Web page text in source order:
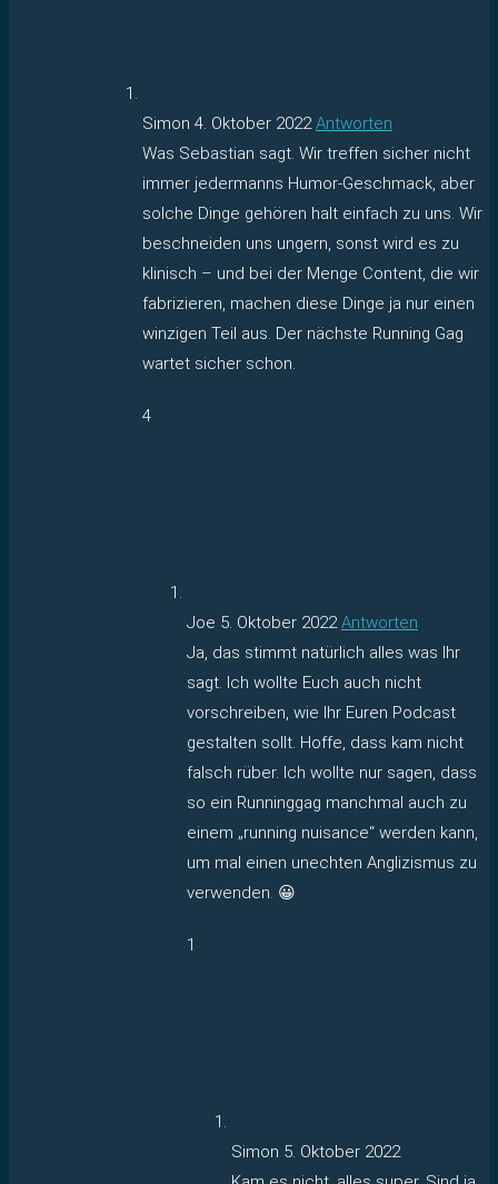
Simon 4. Oktober 2022 Antworten
Was Sebastian sagt. Wir treffen sicher nicht
immer jedermanns Humor-Geschmack, aber
solche Dinge gehören halt einfach zu uns. Wir
beschneiden uns ungern, sonst wird es zu
klinisch – und bei der Menge Content, die wir
fabrizieren, machen diese Dinge ja nur einen
winzigen Teil aus. Der nächste Running Gag
wartet sicher schon.
4
Joe 5. Oktober 2022 Antworten
Ja, das stimmt natürlich alles was Ihr
sagt. Ich wollte Euch auch nicht
vorschreiben, wie Ihr Euren Podcast
gestalten sollt. Hoffe, dass kam nicht
falsch rüber. Ich wollte nur sagen, dass
so ein Runninggag manchmal auch zu
einem „running nuisance“ werden kann,
um mal einen unechten Anglizismus zu
verwenden. 😀
1
Simon 5. Oktober 2022